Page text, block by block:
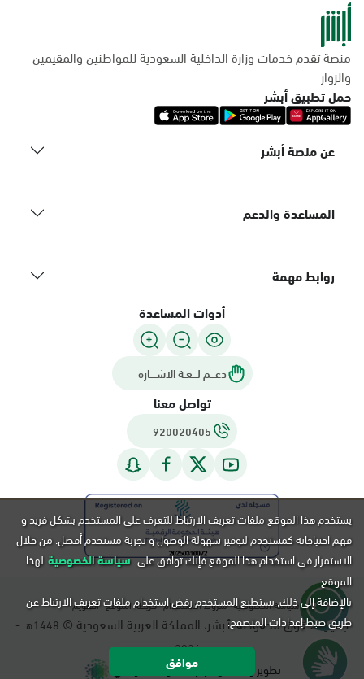
منصة تقدم خدمات وزارة الداخلية السعودية للمواطنين والمقيمين
والزوار
حمل تطبيق أبشر
عن منصة أبشر
المساعدة والدعم
روابط مهمة
أدوات المساعدة
دعـــم لـــغـة الاشــــارة
تواصل معنا
920020405
سياسة الخصوصية شروط الاستخدام خريطة الموقع التقويم
جميع الحقوق محفوظة لأبشر، المملكة العربية السعودية © 1448هـ -
2026م.
تطوير و تشغيل مركز المعلومات الوطني
يستخدم هذا الموقع ملفات تعريف الارتباط للتعرف على المستخدم بشكل فريد و
فهم احتياجاته كمستخدم لتوفير سهولة الوصول و تجربة مستخدم أفضل. من خلال
الاستمرار في استخدام هذا الموقع فإنك توافق على سياسة الخصوصية لهذا
الموقع.
بالإضافة إلى ذلك, يستطيع المستخدم رفض استخدام ملفات تعريف الارتباط عن
طريق ضبط إعدادات المتصفح.
موافق